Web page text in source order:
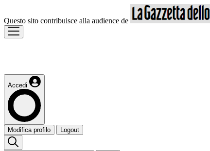
Questo sito contribuisce alla audience de
Accedi
Modifica profilo Logout